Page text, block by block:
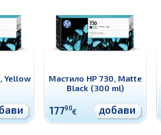
Yellow
Мастило HP 730, Matte
Black (300 ml)
17790€ добави